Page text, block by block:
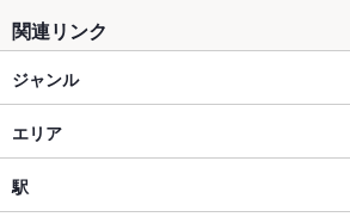
関連リンク
ジャンル
居酒屋
洋・和洋・各国料理・その他
エリア
大街道
駅